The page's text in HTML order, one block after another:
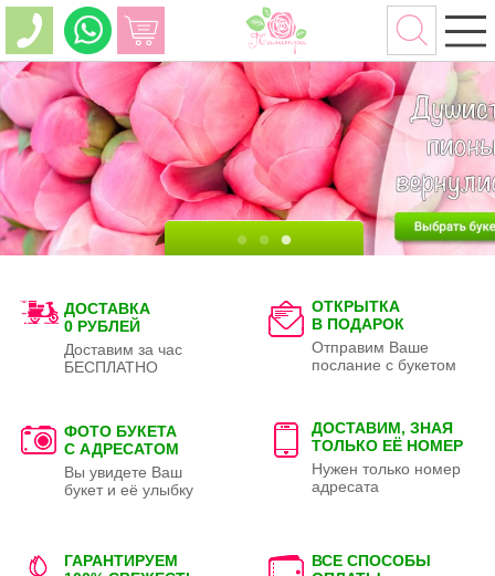
ДОСТАВКА
0 РУБЛЕЙ
Доставим за час
БЕСПЛАТНО
ОТКРЫТКА
В ПОДАРОК
Отправим Ваше
послание с букетом
ФОТО БУКЕТА
С АДРЕСАТОМ
Вы увидете Ваш
букет и её улыбку
ДОСТАВИМ, ЗНАЯ
ТОЛЬКО ЕЁ НОМЕР
Нужен только номер
адресата
ГАРАНТИРУЕМ
ВСЕ СПОСОБЫ